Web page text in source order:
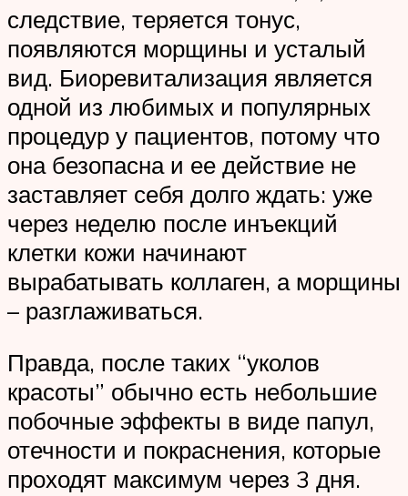
следствие, теряется тонус,
появляются морщины и усталый
вид. Биоревитализация является
одной из любимых и популярных
процедур у пациентов, потому что
она безопасна и ее действие не
заставляет себя долго ждать: уже
через неделю после инъекций
клетки кожи начинают
вырабатывать коллаген, а морщины
– разглаживаться.
Правда, после таких “уколов
красоты” обычно есть небольшие
побочные эффекты в виде папул,
отечности и покраснения, которые
проходят максимум через 3 дня.